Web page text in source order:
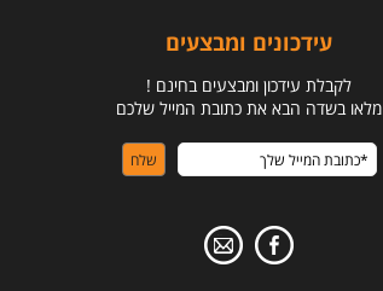
עידכונים ומבצעים
לקבלת עידכון ומבצעים בחינם !
מלאו בשדה הבא את כתובת המייל שלכם